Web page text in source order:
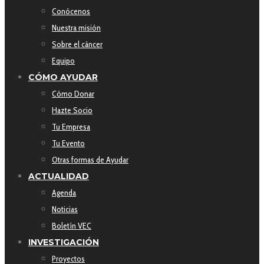
Conócenos
Nuestra misión
Sobre el cáncer
Equipo
CÓMO AYUDAR
Cómo Donar
Hazte Socio
Tu Empresa
Tu Evento
Otras formas de Ayudar
ACTUALIDAD
Agenda
Noticias
Boletín VEC
INVESTIGACIÓN
Proyectos